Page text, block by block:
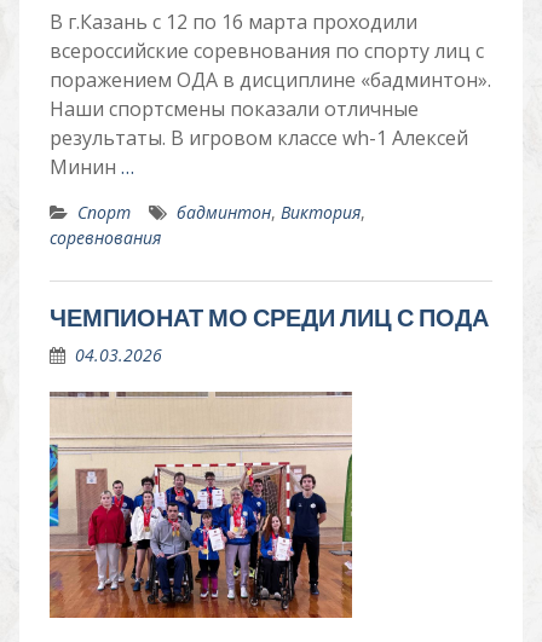
В г.Казань с 12 по 16 марта проходили
всероссийские соревнования по спорту лиц с
поражением ОДА в дисциплине «бадминтон».
Наши спортсмены показали отличные
результаты. В игровом классе wh-1 Алексей
Минин …
Спорт бадминтон, Виктория,
соревнования
ЧЕМПИОНАТ МО СРЕДИ ЛИЦ С ПОДА
04.03.2026